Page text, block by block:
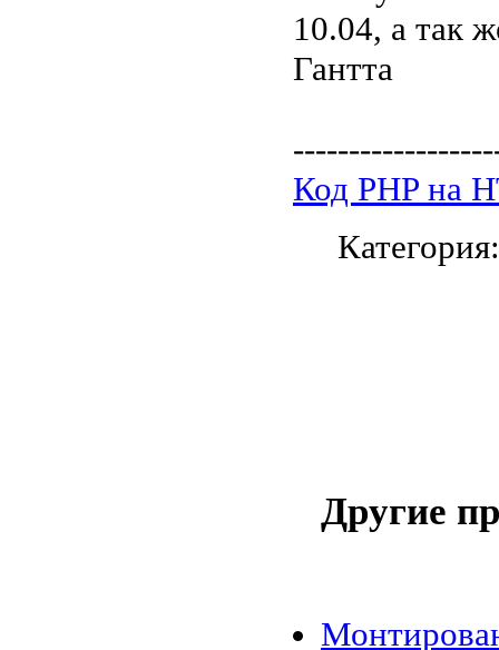
10.04, а так
Гантта
Код PHP на
Другие